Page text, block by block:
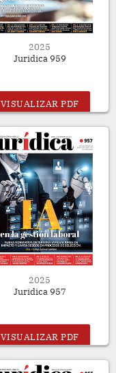
2025
Juridica 959
VISUALIZAR PDF
2025
Juridica 957
VISUALIZAR PDF